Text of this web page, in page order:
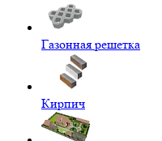
Газонная решетка
Кирпич